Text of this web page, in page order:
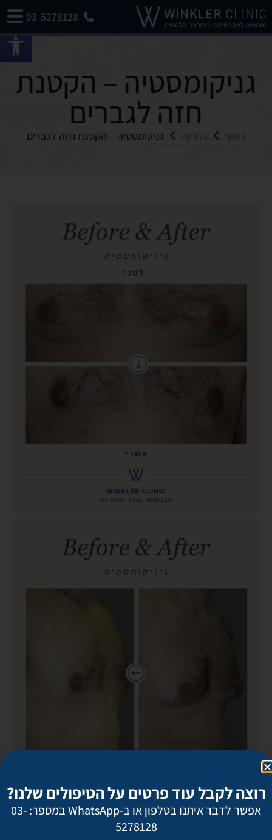
03-5278128
גניקומסטיה – הקטנת
חזה לגברים
ראשי גלריות גניקומסטיה – הקטנת חזה לגברים
רוצה לקבל עוד פרטים על הטיפולים שלנו?
אפשר לדבר איתנו בטלפון או ב-WhatsApp במספר: 03-
5278128